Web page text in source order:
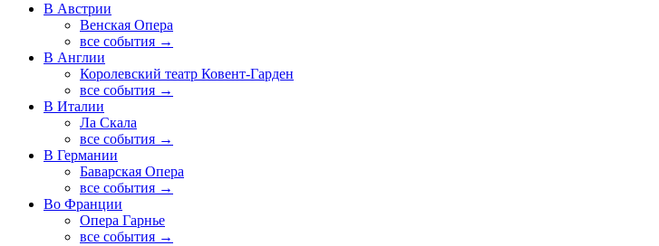
В Австрии
Венская Опера
все события →
В Англии
Королевский театр Ковент-Гарден
все события →
В Италии
Ла Скала
все события →
В Германии
Баварская Опера
все события →
Во Франции
Опера Гарнье
все события →